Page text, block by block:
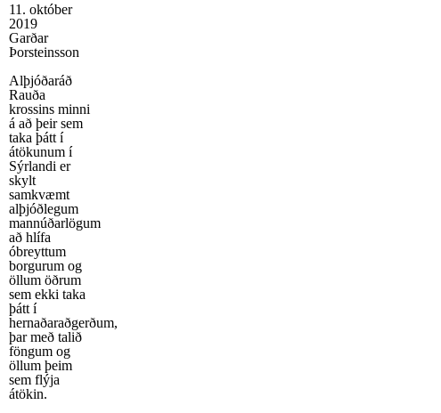
11. október
2019
Garðar
Þorsteinsson
Alþjóðaráð
Rauða
krossins minni
á að þeir sem
taka þátt í
átökunum í
Sýrlandi er
skylt
samkvæmt
alþjóðlegum
mannúðarlögum
að hlífa
óbreyttum
borgurum og
öllum öðrum
sem ekki taka
þátt í
hernaðaraðgerðum,
þar með talið
föngum og
öllum þeim
sem flýja
átökin.